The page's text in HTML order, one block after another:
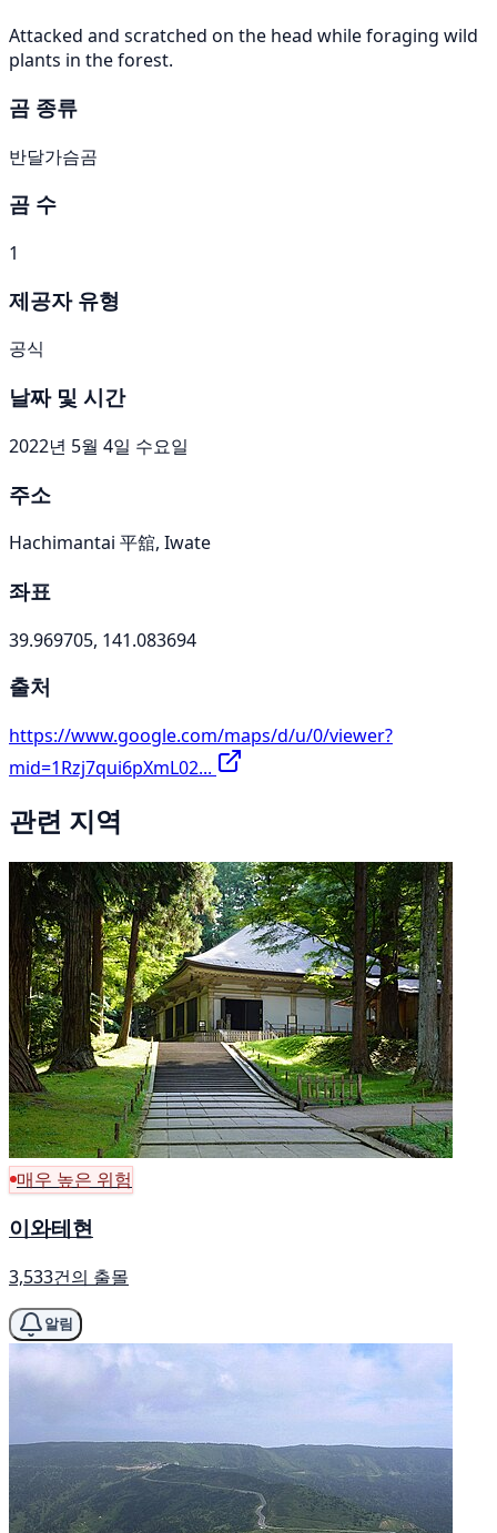
Attacked and scratched on the head while foraging wild
plants in the forest.
곰 종류
반달가슴곰
곰 수
1
제공자 유형
공식
날짜 및 시간
2022년 5월 4일 수요일
주소
Hachimantai 平舘, Iwate
좌표
39.969705, 141.083694
출처
https://www.google.com/maps/d/u/0/viewer?
mid=1Rzj7qui6pXmL02...
관련 지역
매우 높은 위험
이와테현
3,533건의 출몰
알림